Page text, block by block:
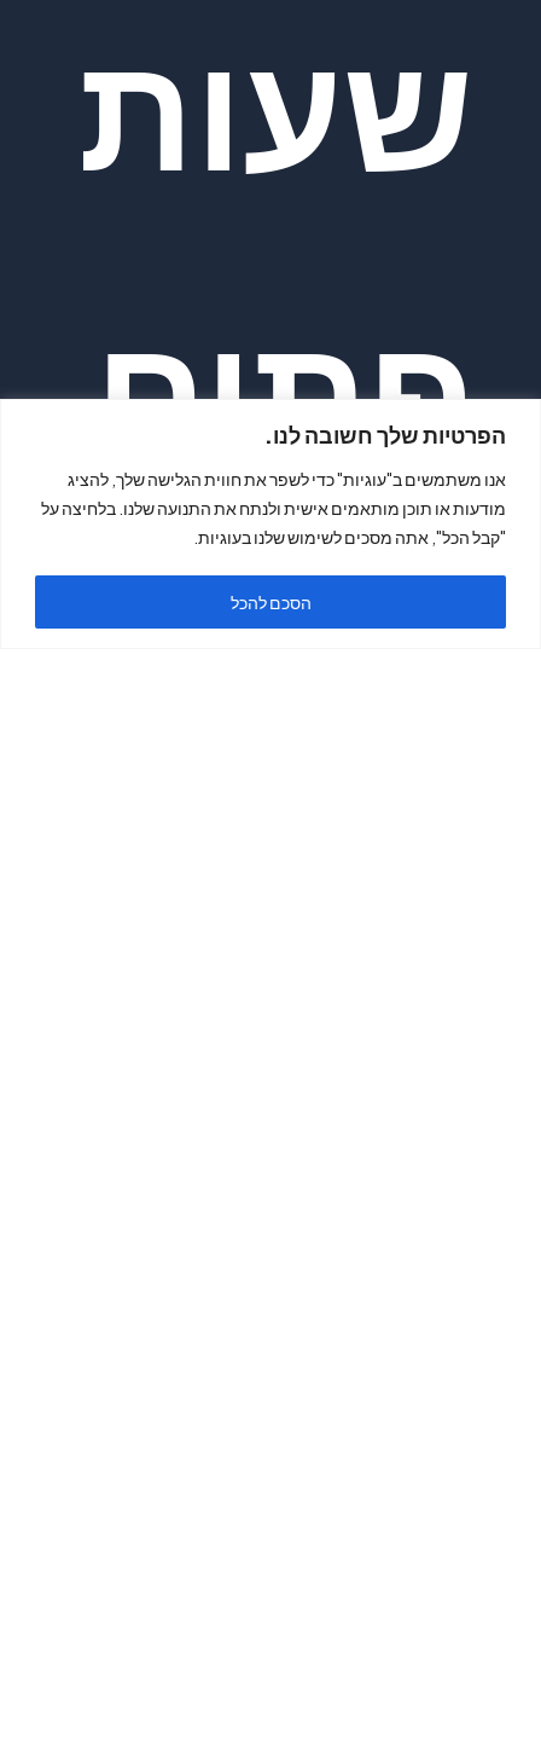
הפרטיות שלך חשובה לנו.
אנו משתמשים ב"עוגיות" כדי לשפר את חווית הגלישה שלך, להציג
מודעות או תוכן מותאמים אישית ולנתח את התנועה שלנו. בלחיצה על
"קבל הכל", אתה מסכים לשימוש שלנו בעוגיות.
הסכם להכל
שעות
פתיח
ה